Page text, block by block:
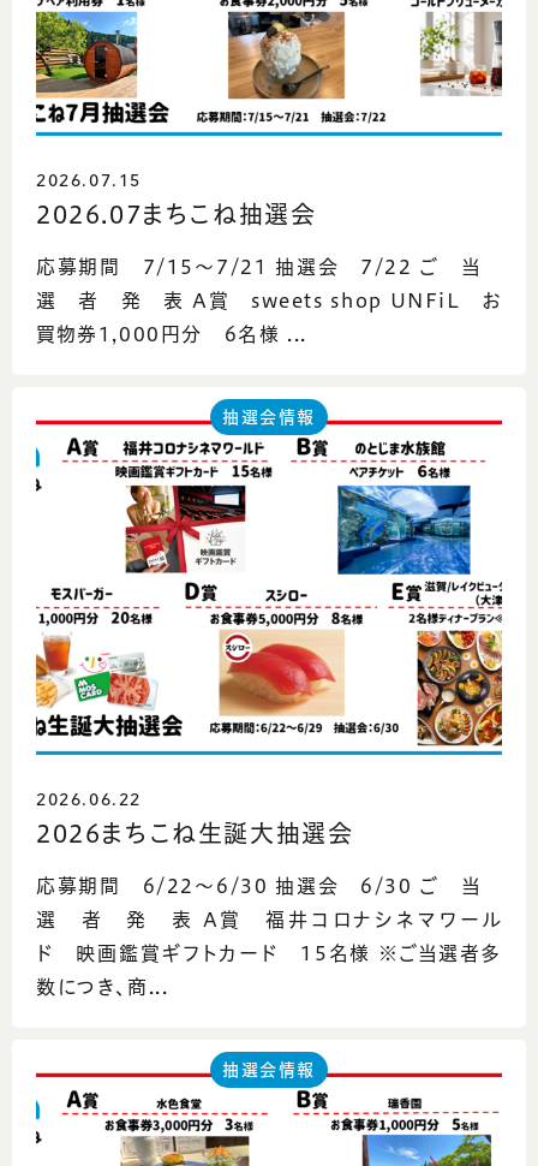
2026.07.15
2026.07まちこね抽選会
応募期間 7/15～7/21 抽選会 7/22 ご 当
選 者 発 表 A賞 sweets shop UNFiL お
買物券1,000円分 6名様 ...
抽選会情報
2026.06.22
2026まちこね生誕大抽選会
応募期間 6/22～6/30 抽選会 6/30 ご 当
選 者 発 表 A賞 福井コロナシネマワール
ド 映画鑑賞ギフトカード 15名様 ※ご当選者多
数につき、商...
抽選会情報